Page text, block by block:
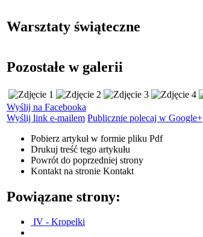
Warsztaty świąteczne
Pozostałe w galerii
Wyślij na Facebooka
Wyślij link e-mailem Publicznie polecaj w Google+
Pobierz artykuł w formie pliku Pdf
Drukuj treść tego artykułu
Powrót do poprzedniej strony
Kontakt na stronie Kontakt
Powiązane strony:
IV - Kropelki